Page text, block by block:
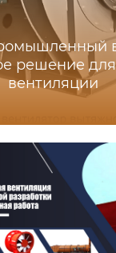
решение
вентиляции